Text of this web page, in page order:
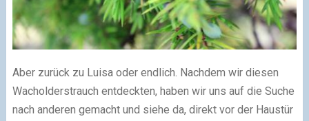
Aber zurück zu Luisa oder endlich. Nachdem wir diesen
Wacholderstrauch entdeckten, haben wir uns auf die Suche
nach anderen gemacht und siehe da, direkt vor der Haustür